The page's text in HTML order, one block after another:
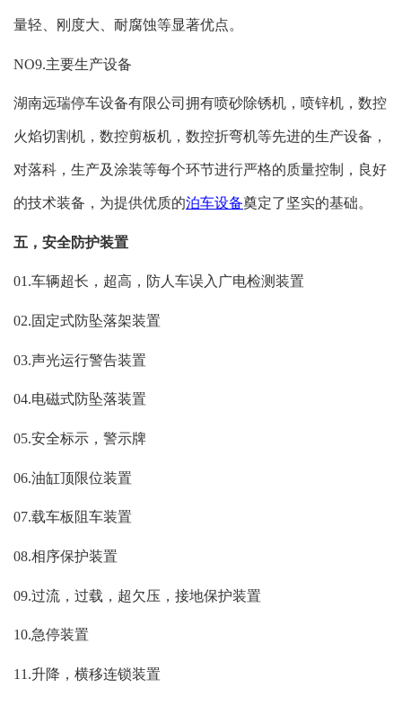
量轻、刚度大、耐腐蚀等显著优点。
NO9.主要生产设备
湖南远瑞停车设备有限公司拥有喷砂除锈机，喷锌机，数控
火焰切割机，数控剪板机，数控折弯机等先进的生产设备，
对落科，生产及涂装等每个环节进行严格的质量控制，良好
的技术装备，为提供优质的泊车设备奠定了坚实的基础。
五，安全防护装置
01.车辆超长，超高，防人车误入广电检测装置
02.固定式防坠落架装置
03.声光运行警告装置
04.电磁式防坠落装置
05.安全标示，警示牌
06.油缸顶限位装置
07.载车板阻车装置
08.相序保护装置
09.过流，过载，超欠压，接地保护装置
10.急停装置
11.升降，横移连锁装置